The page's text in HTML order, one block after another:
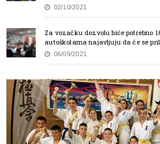
02/10/2021
Za vozačku dozvolu biće potrebno
autoškolama najavljuju da će se
06/09/2021